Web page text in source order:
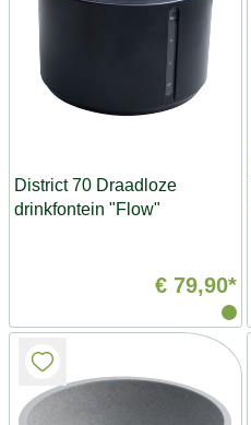
District 70 Draadloze
drinkfontein "Flow"
€ 79,90*